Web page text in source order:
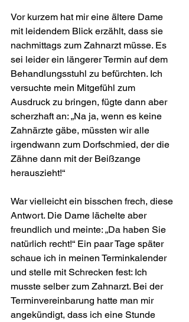
Vor kurzem hat mir eine ältere Dame
mit leidendem Blick erzählt, dass sie
nachmittags zum Zahnarzt müsse. Es
sei leider ein längerer Termin auf dem
Behandlungsstuhl zu befürchten. Ich
versuchte mein Mitgefühl zum
Ausdruck zu bringen, fügte dann aber
scherz­haft an: „Na ja, wenn es keine
Zahnärzte gäbe, müssten wir alle
irgendwann zum Dorf­schmied, der die
Zähne dann mit der Beißzange
herauszieht!“
War vielleicht ein bisschen frech, diese
Antwort. Die Dame lächelte aber
freundlich und meinte: „Da haben Sie
natürlich recht!“ Ein paar Tage später
schaue ich in meinen Terminkalender
und stelle mit Schrecken fest: Ich
musste selber zum Zahnarzt. Bei der
Terminvereinbarung hatte man mir
ange­kündigt, dass ich eine Stunde